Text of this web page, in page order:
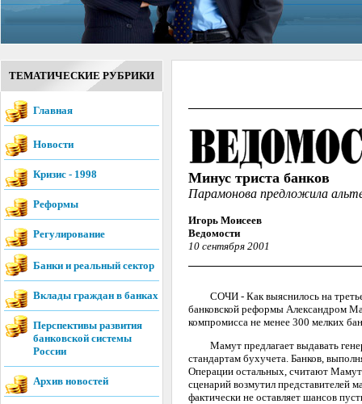
ТЕМАТИЧЕСКИЕ РУБРИКИ
Главная
Новости
Кризис - 1998
Реформы
Регулирование
Банки и реальный сектор
Вклады граждан в банках
Перспективы развития
банковской системы
России
Архив новостей
Минус триста банков
Парамонова предложила
Игорь Моисеев
Ведомости
10 сентября 2001
СОЧИ - Как выяснилось на третьей
банковской реформы Александром
компромисса не менее 300 мелких
Мамут предлагает выдавать
стандартам бухучета. Банков,
Операции остальных, считают
сценарий возмутил представителей
фактически не оставляет шансов